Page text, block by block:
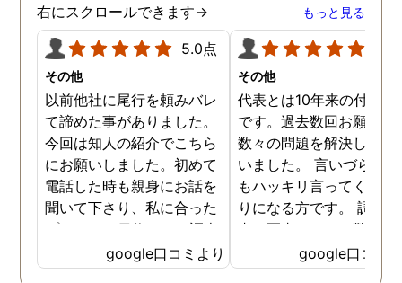
右にスクロールできます→ もっと見る
5.0点
その他
以前他社に尾行を頼みバレ
て諦めた事がありました。
今回は知人の紹介でこちら
にお願いしました。初めて
電話した時も親身にお話を
聞いて下さり、私に合った
プランで15日位かけて調査
してもらいました。 噂通り
調査も細かく、こんな所ま
google口コミより
その他
代表とは10年来の付き合
です。過去数回お願いし
数々の問題を解決しても
いました。 言いづらい
もハッキリ言ってくれて
りになる方です。 調査
書の写真もいつも驚かさ
てどうやって撮ったのか
くと面白い話し聞かせて
google口コミ